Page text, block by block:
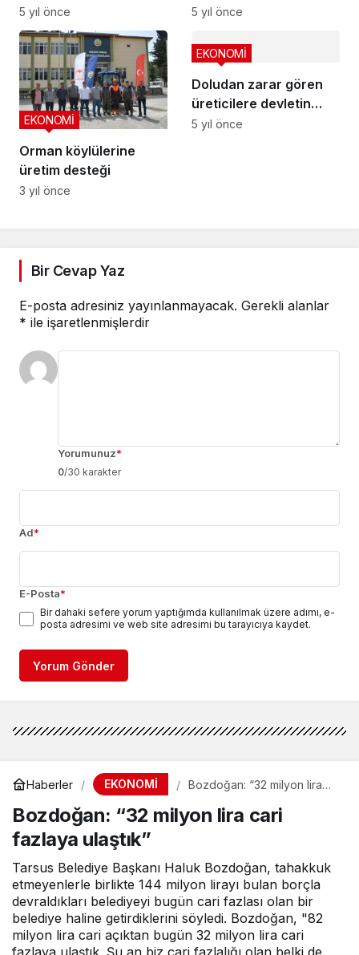
sahiplerinegıda kolisi
dağıtıyor
5 yıl önce
narenciye
5 yıl önce
Orman köylülerine
üretim desteği
EKONOMİ
3 yıl önce
Doludan zarar gören
üreticilere devletin
şefkat eli uzatılmalı
EKONOMİ
5 yıl önce
Bir Cevap Yaz
E-posta adresiniz yayınlanmayacak. Gerekli alanlar
* ile işaretlenmişlerdir
Yorumunuz*
0/30 karakter
Ad*
E-Posta*
Bir dahaki sefere yorum yaptığımda kullanılmak üzere adımı, e-
posta adresimi ve web site adresimi bu tarayıcıya kaydet.
Yorum Gönder
Haberler EKONOMİ
Bozdoğan: “32 milyon lira
Bozdoğan: “32 milyon lira cari
fazlaya ulaştık”
Tarsus Belediye Başkanı Haluk Bozdoğan, tahakkuk
etmeyenlerle birlikte 144 milyon lirayı bulan borçla
devraldıkları belediyeyi bugün cari fazlası olan bir
belediye haline getirdiklerini söyledi. Bozdoğan, "82
milyon lira cari açıktan bugün 32 milyon lira cari